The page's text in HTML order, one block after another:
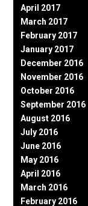
April 2017
March 2017
February 2017
January 2017
December 2016
November 2016
October 2016
September 2016
August 2016
July 2016
June 2016
May 2016
April 2016
March 2016
February 2016